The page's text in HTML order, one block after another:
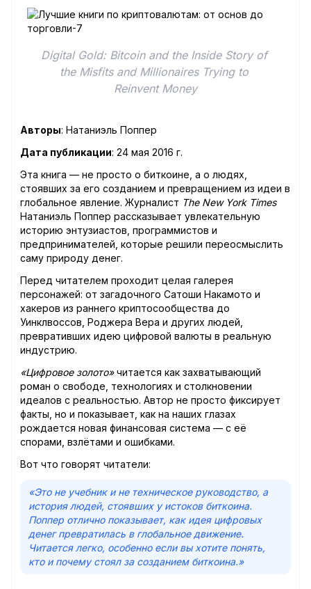
Digital Gold: Bitcoin and the Inside Story of
the Misfits and Millionaires Trying to
Reinvent Money
Авторы: Натаниэль Поппер
Дата публикации: 24 мая 2016 г.
Эта книга — не просто о биткоине, а о людях,
стоявших за его созданием и превращением из идеи в
глобальное явление. Журналист The New York Times
Натаниэль Поппер рассказывает увлекательную
историю энтузиастов, программистов и
предпринимателей, которые решили переосмыслить
саму природу денег.
Перед читателем проходит целая галерея
персонажей: от загадочного Сатоши Накамото и
хакеров из раннего криптосообщества до
Уинклвоссов, Роджера Вера и других людей,
превративших идею цифровой валюты в реальную
индустрию.
«Цифровое золото»читается как захватывающий
роман о свободе, технологиях и столкновении
идеалов с реальностью. Автор не просто фиксирует
факты, но и показывает, как на наших глазах
рождается новая финансовая система — с её
спорами, взлётами и ошибками.
Вот что говорят читатели:
«Это не учебник и не техническое руководство, а
история людей, стоявших у истоков биткоина.
Поппер отлично показывает, как идея цифровых
денег превратилась в глобальное движение.
Читается легко, особенно если вы хотите понять,
кто и почему стоял за созданием биткоина.»